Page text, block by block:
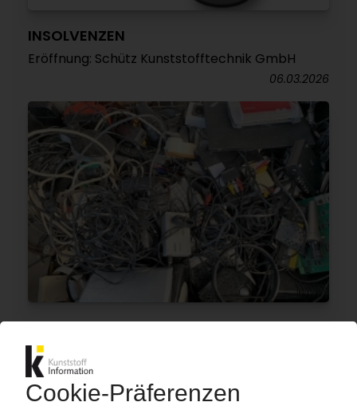
INSOLVENZEN
Eröffnung: Schütz Kunststofftechnik GmbH
06.03.2026
RECYCLING ELEKTROSCHROTT
Destatis: Sammelquote in Deutschland bleibt
Problem / Niveau nahezu unverändert